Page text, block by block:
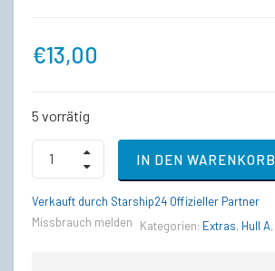
€13,00
5 vorrätig
Hull
-
Empyrean
quantity
IN DEN WARENKORB
Verkauft durch Starship24 Offizieller Partner
Missbrauch melden
Kategorien: Extras, Hull A,